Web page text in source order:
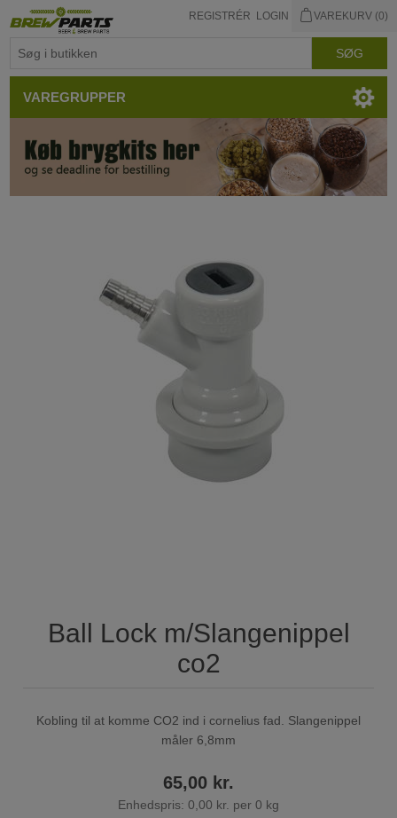
REGISTRÉR LOGIN VAREKURV (0)
VAREGRUPPER
Ball Lock m/Slangenippel
co2
Kobling til at komme CO2 ind i cornelius fad. Slangenippel
måler 6,8mm
65,00 kr.
Enhedspris: 0,00 kr. per 0 kg